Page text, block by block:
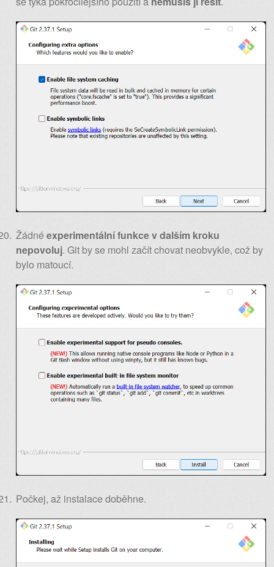
Žádnéexperimentální funkce v dalším kroku
nepovoluj. Git by se mohl začít chovat neobvykle, což by
bylo matoucí.
Počkej, až instalace doběhne.